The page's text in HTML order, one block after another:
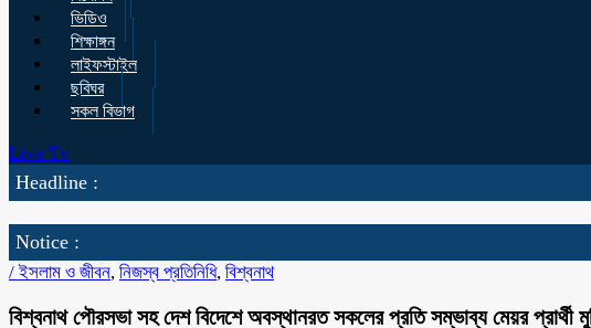
ভিডিও
শিক্ষাঙ্গন
লাইফস্টাইল
ছবিঘর
সকল বিভাগ
Live Tv
Headline :
Notice :
/ইসলাম ও জীবন, নিজস্ব প্রতিনিধি, বিশ্বনাথ
বিশ্বনাথ পৌরসভা সহ দেশ বিদেশে অবস্থানরত সকলের প্রতি সম্ভাব্য মেয়র